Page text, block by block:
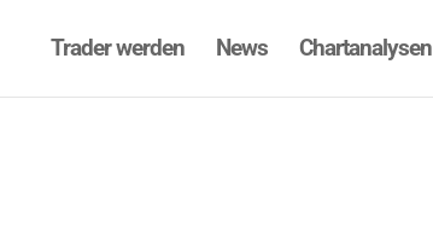
Trader werden News Chartanalysen